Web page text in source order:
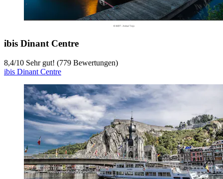
ibis Dinant Centre
8,4/10 Sehr gut! (779 Bewertungen)
ibis Dinant Centre